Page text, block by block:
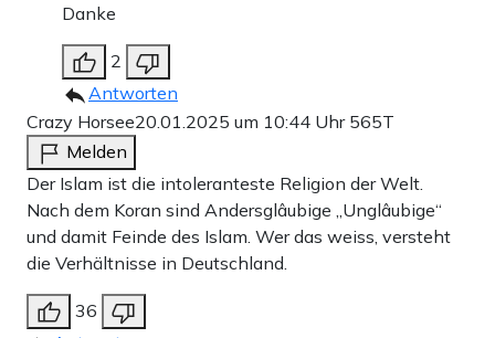
Danke
2
Antworten
Crazy Horsee20.01.2025 um 10:44 Uhr 565T
Melden
Der Islam ist die intoleranteste Religion der Welt.
Nach dem Koran sind Andersglâubige „Unglâubige“
und damit Feinde des Islam. Wer das weiss, versteht
die Verhältnisse in Deutschland.
36